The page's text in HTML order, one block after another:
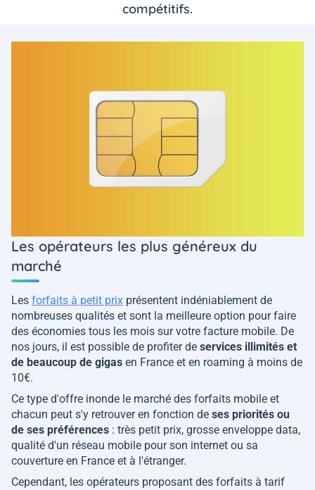
compétitifs.
Les opérateurs les plus généreux du
marché
Les forfaits à petit prix présentent indéniablement de
nombreuses qualités et sont la meilleure option pour faire
des économies tous les mois sur votre facture mobile. De
nos jours, il est possible de profiter de services illimités et
de beaucoup de gigas en France et en roaming à moins de
10€.
Ce type d'offre inonde le marché des forfaits mobile et
chacun peut s'y retrouver en fonction de ses priorités ou
de ses préférences : très petit prix, grosse enveloppe data,
qualité d'un réseau mobile pour son internet ou sa
couverture en France et à l'étranger.
Cependant, les opérateurs proposant des forfaits à tarif